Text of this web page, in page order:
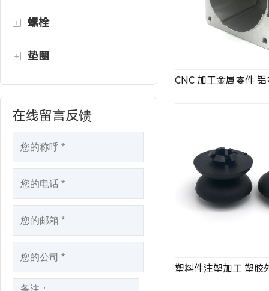
螺栓
垫圈
在线留言反馈
CNC 加工金属零件
塑料件注塑加工 塑胶